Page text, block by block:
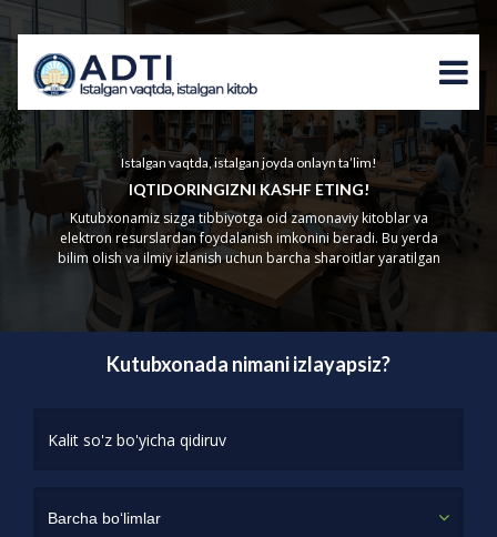
Istalgan vaqtda, istalgan joyda onlayn ta’lim!
IQTIDORINGIZNI KASHF ETING!
Kutubxonamiz sizga tibbiyotga oid zamonaviy kitoblar va
elektron resurslardan foydalanish imkonini beradi. Bu yerda
bilim olish va ilmiy izlanish uchun barcha sharoitlar yaratilgan
Kutubxonada nimani izlayapsiz?
Barcha bo‘limlar